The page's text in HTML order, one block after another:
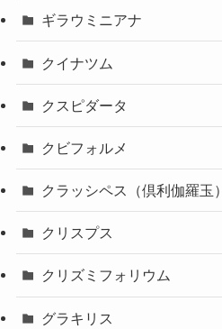
ギラウミニアナ
クイナツム
クスピダータ
クビフォルメ
クラッシペス（倶利伽羅玉）
クリスプス
クリズミフォリウム
グラキリス